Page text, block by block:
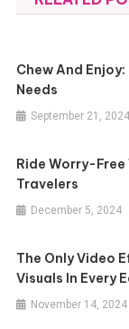
Chew And Enjoy:
Needs
September 21, 2024
Ride Worry-Free
Travelers
December 5, 2024
The Only Video
Visuals In Every
November 14, 2024